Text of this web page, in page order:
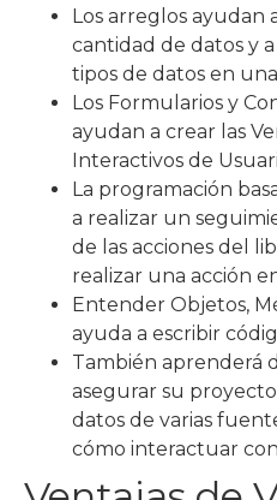
Los arreglos ayudan
cantidad de datos y
tipos de datos en
Los Formularios y
ayudan a crear las
Interactivos de
La programación
a realizar un
de las acciones del
realizar una acción
Entender Objetos,
ayuda a escribir
También aprenderá
asegurar su
datos de varias
cómo interactuar